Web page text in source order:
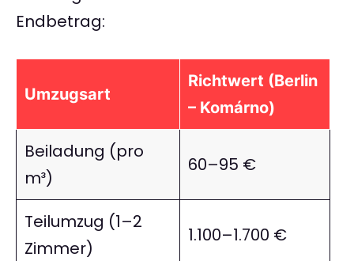
Endbetrag:
Umzugsart
Richtwert (Berlin
– Komárno)
Beiladung (pro
m³)
60–95 €
Teilumzug (1–2
Zimmer)
1.100–1.700 €